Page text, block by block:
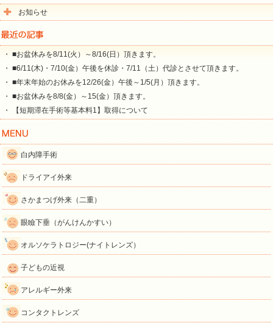
お知らせ
・ ■お盆休みを8/11(火）～8/16(日）頂きます。
・ ■6/11(木)・7/10(金）午後を休診・7/11（土）代診とさせて頂きます。
・ ■年末年始のお休みを12/26(金）午後～1/5(月）頂きます。
・ ■お盆休みを8/8(金）～15(金）頂きます。
・ 【短期滞在手術等基本料1】取得について
白内障手術
ドライアイ外来
さかまつげ外来（二重）
眼瞼下垂（がんけんかすい）
オルソケラトロジー(ナイトレンズ）
子どもの近視
アレルギー外来
コンタクトレンズ